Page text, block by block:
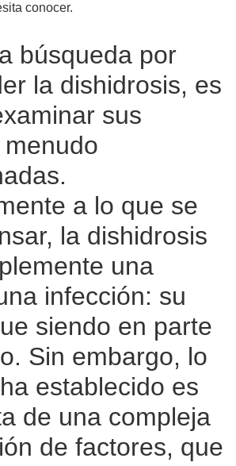
conocer.
búsqueda por
la dishidrosis, es
sus
a lo que se
la dishidrosis
una
infección: su
siendo en parte
Sin embargo, lo
establecido es
de una compleja
de factores, que